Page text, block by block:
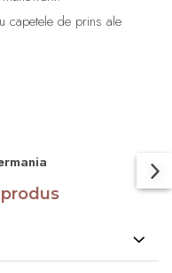
capetele de prins ale